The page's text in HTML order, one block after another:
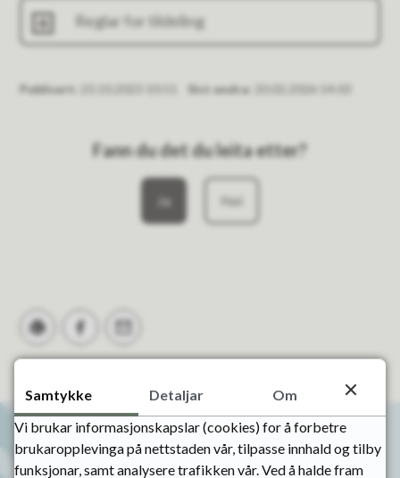
Reglar for tildeling
Publisert Sist endra 20.02.2026 14:03
Fann du det du leita etter?
Ja Nei
Skriv utDel på Facebook
Tips en venn
Samtykke Detaljar
Om
Vi brukar informasjonskapslar (cookies) for å forbetre
brukaropplevinga på nettstaden vår, tilpasse innhald og tilby
funksjonar, samt analysere trafikken vår. Ved å halde fram